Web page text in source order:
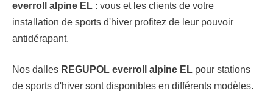
everroll alpine EL : vous et les clients de votre
installation de sports d'hiver profitez de leur pouvoir
antidérapant.
Nos dalles REGUPOL everroll alpine EL pour stations
de sports d'hiver sont disponibles en différents modèles.